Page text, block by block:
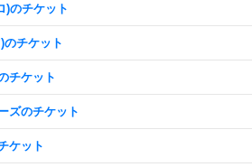
)のチケット
のチケット
チケット
ズのチケット
ケット